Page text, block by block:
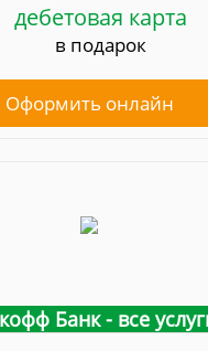
дебетовая карта
в подарок
Оформить онлайн
Банк - все